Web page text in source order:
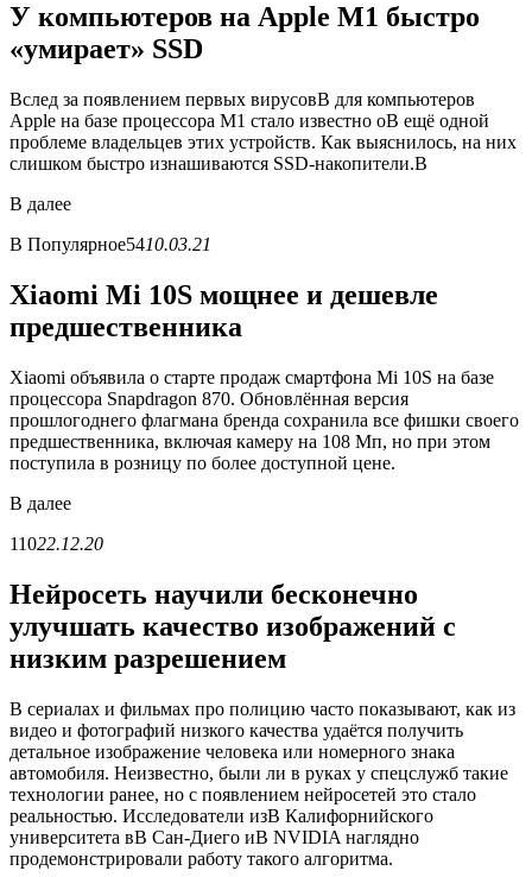
У компьютеров на Apple M1 быстро
«умирает» SSD
Вслед за появлением первых вирусовВ для компьютеров
Apple на базе процессора M1 стало известно оВ ещё одной
проблеме владельцев этих устройств. Как выяснилось, на них
слишком быстро изнашиваются SSD-накопители.В
В далее
В Популярное5410.03.21
Xiaomi Mi 10S мощнее и дешевле
предшественника
Xiaomi объявила о старте продаж смартфона Mi 10S на базе
процессора Snapdragon 870. Обновлённая версия
прошлогоднего флагмана бренда сохранила все фишки своего
предшественника, включая камеру на 108 Мп, но при этом
поступила в розницу по более доступной цене.
В далее
11022.12.20
Нейросеть научили бесконечно
улучшать качество изображений с
низким разрешением
В сериалах и фильмах про полицию часто показывают, как из
видео и фотографий низкого качества удаётся получить
детальное изображение человека или номерного знака
автомобиля. Неизвестно, были ли в руках у спецслужб такие
технологии ранее, но с появлением нейросетей это стало
реальностью. Исследователи изВ Калифорнийского
университета вВ Сан-Диего иВ NVIDIA наглядно
продемонстрировали работу такого алгоритма.